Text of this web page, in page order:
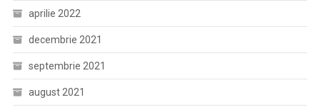
aprilie 2022
decembrie 2021
septembrie 2021
august 2021